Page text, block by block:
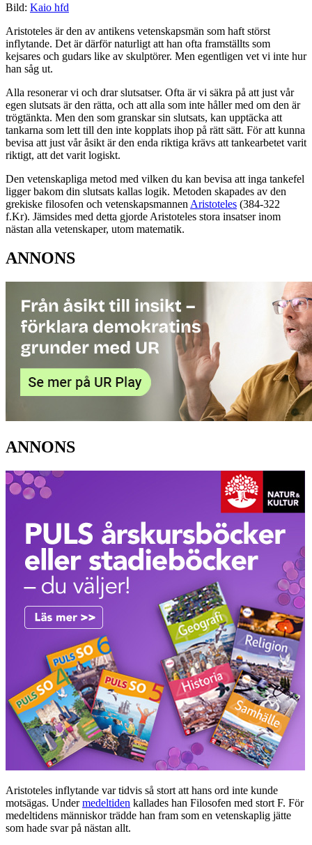
Bild: Kaio hfd
Aristoteles är den av antikens vetenskapsmän som haft störst
inflytande. Det är därför naturligt att han ofta framställts som
kejsares och gudars like av skulptörer. Men egentligen vet vi inte hur
han såg ut.
Alla resonerar vi och drar slutsatser. Ofta är vi säkra på att just vår
egen slutsats är den rätta, och att alla som inte håller med om den är
trögtänkta. Men den som granskar sin slutsats, kan upptäcka att
tankarna som lett till den inte kopplats ihop på rätt sätt. För att kunna
bevisa att just vår åsikt är den enda riktiga krävs att tankearbetet varit
riktigt, att det varit logiskt.
Den vetenskapliga metod med vilken du kan bevisa att inga tankefel
ligger bakom din slutsats kallas logik. Metoden skapades av den
grekiske filosofen och vetenskapsmannen Aristoteles (384-322
f.Kr). Jämsides med detta gjorde Aristoteles stora insatser inom
nästan alla vetenskaper, utom matematik.
ANNONS
ANNONS
Aristoteles inflytande var tidvis så stort att hans ord inte kunde
motsägas. Undermedeltiden kallades han Filosofen med stort F. För
medeltidens människor trädde han fram som en vetenskaplig jätte
som hade svar på nästan allt.